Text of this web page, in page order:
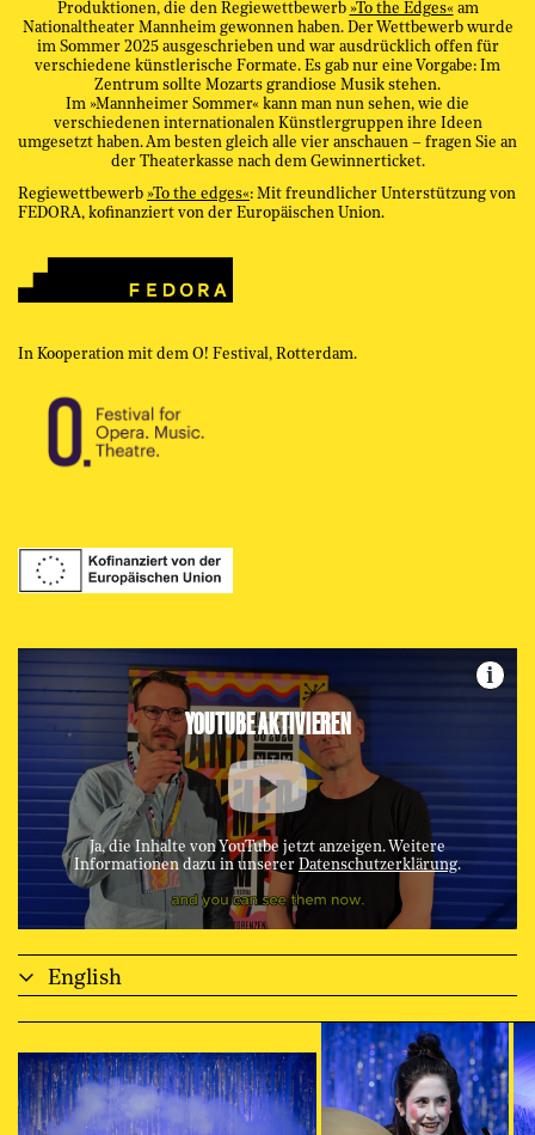
Produktionen, die den Regiewettbewerb »To the Edges«am
Nationaltheater Mannheim gewonnen haben. Der Wettbewerb wurde
im Sommer 2025 ausgeschrieben und war ausdrücklich offen für
verschiedene künstlerische Formate. Es gab nur eine Vorgabe: Im
Zentrum sollte Mozarts grandiose Musik stehen.
Im »Mannheimer Sommer« kann man nun sehen, wie die
verschiedenen internationalen Künstlergruppen ihre Ideen
umgesetzt haben. Am besten gleich alle vier anschauen – fragen Sie an
der Theaterkasse nach dem Gewinnerticket.
Regiewettbewerb »To the edges«: Mit freundlicher Unterstützung von
FEDORA, kofinanziert von der Europäischen Union.
In Kooperation mit dem O! Festival, Rotterdam.
YOUTUBE AKTIVIEREN
i
Ja, die Inhalte von YouTube jetzt anzeigen. Weitere
Informationen dazu in unserer Datenschutzerklärung.
English